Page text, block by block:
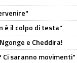
è il colpo di testa"
e Cheddira!
saranno movimenti"